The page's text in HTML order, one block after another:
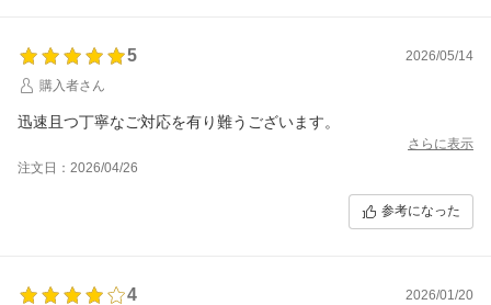
5
2026/05/14
購入者さん
迅速且つ丁寧なご対応を有り難うございます。
さらに表示
注文日：2026/04/26
参考になった
4
2026/01/20